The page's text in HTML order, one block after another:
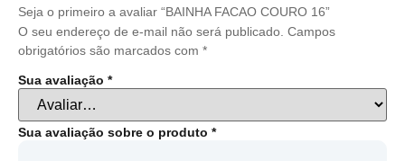
Seja o primeiro a avaliar “BAINHA FACAO COURO 16”
O seu endereço de e-mail não será publicado. Campos
obrigatórios são marcados com *
Sua avaliação *
Sua avaliação sobre o produto *